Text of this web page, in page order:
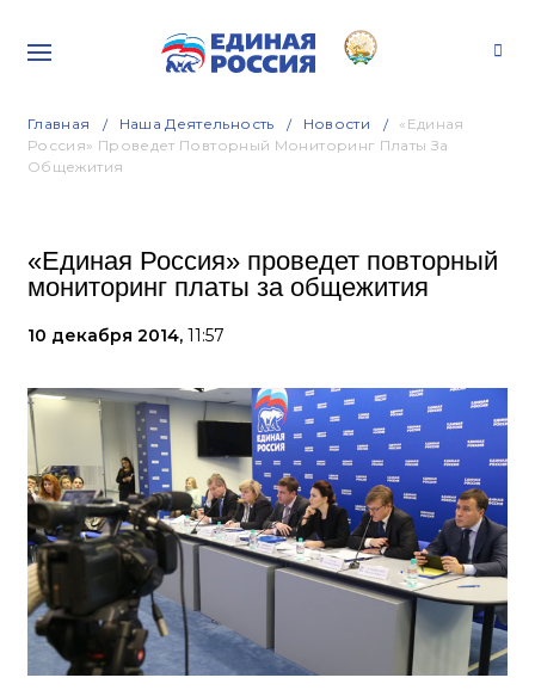
Главная Наша Деятельность Новости
«Единая
Россия» Проведет Повторный Мониторинг Платы За
Общежития
«Единая Россия» проведет повторный
мониторинг платы за общежития
10 декабря 2014, 11:57